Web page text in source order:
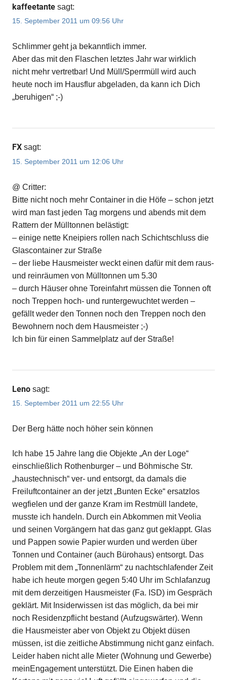
kaffeetante sagt:
15. September 2011 um 09:56 Uhr
Schlimmer geht ja bekanntlich immer.
Aber das mit den Flaschen letztes Jahr war wirklich
nicht mehr vertretbar! Und Müll/Sperrmüll wird auch
heute noch im Hausflur abgeladen, da kann ich Dich
„beruhigen“ ;-)
FX sagt:
15. September 2011 um 12:06 Uhr
@ Critter:
Bitte nicht noch mehr Container in die Höfe – schon jetzt
wird man fast jeden Tag morgens und abends mit dem
Rattern der Mülltonnen belästigt:
– einige nette Kneipiers rollen nach Schichtschluss die
Glascontainer zur Straße
– der liebe Hausmeister weckt einen dafür mit dem raus-
und reinräumen von Mülltonnen um 5.30
– durch Häuser ohne Toreinfahrt müssen die Tonnen oft
noch Treppen hoch- und runtergewuchtet werden –
gefällt weder den Tonnen noch den Treppen noch den
Bewohnern noch dem Hausmeister ;-)
Ich bin für einen Sammelplatz auf der Straße!
Leno sagt:
15. September 2011 um 22:55 Uhr
Der Berg hätte noch höher sein können
Ich habe 15 Jahre lang die Objekte „An der Loge“
einschließlich Rothenburger – und Böhmische Str.
„haustechnisch“ ver- und entsorgt, da damals die
Freiluftcontainer an der jetzt „Bunten Ecke“ ersatzlos
wegfielen und der ganze Kram im Restmüll landete,
musste ich handeln. Durch ein Abkommen mit Veolia
und seinen Vorgängern hat das ganz gut geklappt. Glas
und Pappen sowie Papier wurden und werden über
Tonnen und Container (auch Bürohaus) entsorgt. Das
Problem mit dem „Tonnenlärm“ zu nachtschlafender Zeit
habe ich heute morgen gegen 5:40 Uhr im Schlafanzug
mit dem derzeitigen Hausmeister (Fa. ISD) im Gespräch
geklärt. Mit Insiderwissen ist das möglich, da bei mir
noch Residenzpflicht bestand (Aufzugswärter). Wenn
die Hausmeister aber von Objekt zu Objekt düsen
müssen, ist die zeitliche Abstimmung nicht ganz einfach.
Leider haben nicht alle Mieter (Wohnung und Gewerbe)
meinEngagement unterstützt. Die Einen haben die